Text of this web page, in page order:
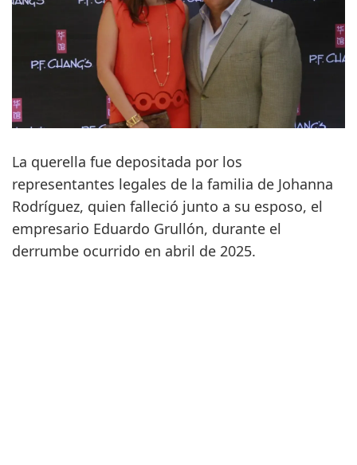
La querella fue depositada por los
representantes legales de la familia de Johanna
Rodríguez, quien falleció junto a su esposo, el
empresario Eduardo Grullón, durante el
derrumbe ocurrido en abril de 2025.